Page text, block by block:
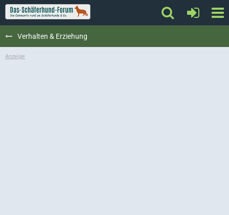
Verhalten & Erziehung